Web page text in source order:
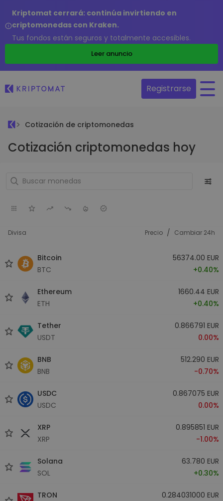
Kriptomat cerrará: continúa invirtiendo en
criptomonedas con Kraken.
Tus fondos están seguros y totalmente accesibles.
Leer anuncio
Registrarse
Cotización de criptomonedas
Cotización criptomonedas hoy
Divisa Precio / Cambiar 24h
Bitcoin
BTC
56374.00 EUR
+0.40%
Ethereum
ETH
1660.44 EUR
+0.40%
Tether
USDT
0.866791 EUR
0.00%
BNB
BNB
512.290 EUR
-0.70%
USDC
USDC
0.867075 EUR
0.00%
XRP
XRP
0.895851 EUR
-1.00%
Solana
SOL
63.780 EUR
+0.30%
TRON
0.284031000 EUR